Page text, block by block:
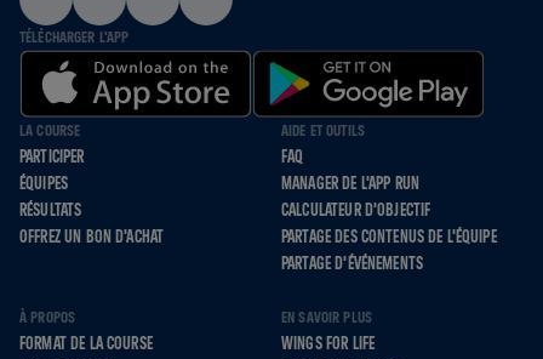
TÉLÉCHARGER L'APP
LA COURSE
PARTICIPER
ÉQUIPES
RÉSULTATS
OFFREZ UN BON D'ACHAT
AIDE ET OUTILS
FAQ
MANAGER DE L'APP RUN
CALCULATEUR D'OBJECTIF
PARTAGE DES CONTENUS DE L'ÉQUIPE
PARTAGE D'ÉVÉNEMENTS
À PROPOS
FORMAT DE LA COURSE
EN SAVOIR PLUS
WINGS FOR LIFE